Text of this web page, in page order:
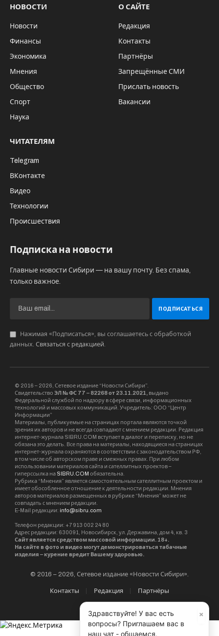
НОВОСТИ
Новости
Финансы
Экономика
Мнения
Общество
Спорт
Наука
О САЙТЕ
Редакция
Контакты
Партнёры
Запрещённые СМИ
Прислать новость
Вакансии
ЧИТАТЕЛЯМ
Telegram
ВКонтакте
Видео
Технологии
Происшествия
Подписка на новости
Главные новости Сибири — на вашу почту. Без спама,
только важное.
Нажимая «Подписаться», вы соглашаетесь с обработкой
данных. Связаться с редакцией.
© 2016 – 2026, Сетевое издание “Новости Сибири”.
Свидетельство ЭЛ № ФС 77 – 82268 от 23.11.2021, выдано
Федеральной службой по надзору в сфере связи, информационных
технологий и массовых коммуникаций. Учредитель: ООО “Центр
Информации”
Материалы, публикуемые на страницах портала являются точкой
зрения их авторов и не всегда совпадают с мнением редакции. Редакция
интернет-журнала SIBRU.COM вступает в диалог и переписку, но не
обязана это делать. Все права на материалы, находящиеся на страницах
интернет-журнала охраняются в соответствии с законодательством РФ,
в том числе об авторском праве и смежных правах. При любом
использовании материалов сайта и сателлитных проектов –
гиперссылка на SIBRU.COM обязательна.
Рубрика “Мнения” является самостоятельным сателлитным проектом и
имеет обособленное отношение к деятельности редакции. Мнения
авторов материалов размещенных в рубрике “Мнения” может не
совпадать с мнением редакции.
E-Mail редакции: info@sibru.com
Телефон редакции: +7 913 002 24 80
Адрес редакции: 630091, Новосибирск, ул. Державина, дом 4, кв. 3
Сайт является средством массовой информации. 18+.
На сайте в фото и видео могут демонстрироваться табачные
изделия – курение вредит Вашему здоровью.
© 2016 – 2026, Сетевое издание «Новости Сибири».
Контакты Редакция Партнёры
×
Здравствуйте! У вас есть
вопросы? Приглашаем вас в
наш чат - общаемся,